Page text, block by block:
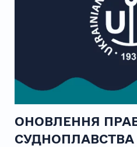
ОНОВЛЕННЯ
СУДНОПЛАВСТВА